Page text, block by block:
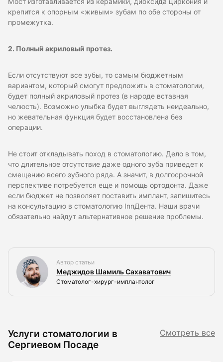
Мост изготавливается из керамики, диоксида циркония и
крепится к опорным «живым» зубам по обе стороны от
промежутка.
2. Полный акриловый протез.
Если отсутствуют все зубы, то самым бюджетным
вариантом, который смогут предложить в стоматологии,
будет полный акриловый протез (в народе вставная
челюсть). Возможно улыбка будет выглядеть неидеально,
но жевательная функция будет восстановлена без
операции.
Не стоит откладывать поход в стоматологию. Дело в том,
что длительное отсутствие даже одного зуба приведет к
смещению всего зубного ряда. А значит, в долгосрочной
перспективе потребуется еще и помощь ортодонта. Даже
если бюджет не позволяет поставить имплант, запишитесь
на консультацию в стоматологию InnДента. Наши врачи
обязательно найдут альтернативное решение проблемы.
Автор статьи
Меджидов Шамиль Сахаватович
Стоматолог-хирург-имплантолог
Услуги стоматологии в
Сергиевом Посаде
Смотреть все